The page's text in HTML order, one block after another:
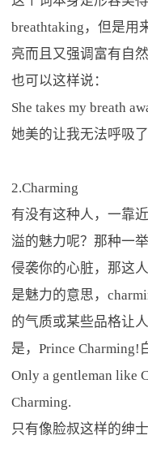
breathtaking，但是用
亮而且又强调富有自
也可以这样说：
She takes my breath
她美的让我无法呼吸了
2.Charming
有没有这种人，一靠
溢的魅力呢？那种一
侵袭你的心脏，那这
是魅力的意思，
的气质或某些品格让
是，Prince Charming!
Only a gentleman like
Charming.
只有像脸叔这样的绅